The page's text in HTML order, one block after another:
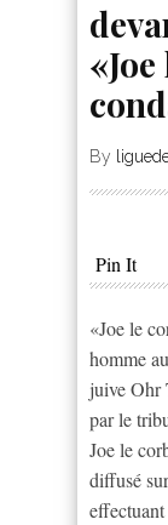
By
Pin It
«Joe le
homme
juive Ohr
par le
Joe le
diffusé